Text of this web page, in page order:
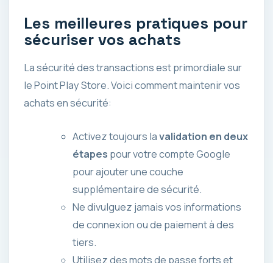
Les meilleures pratiques pour
sécuriser vos achats
La sécurité des transactions est primordiale sur
le Point Play Store. Voici comment maintenir vos
achats en sécurité:
Activez toujours lavalidation en deux
étapes pour votre compte Google
pour ajouter une couche
supplémentaire de sécurité.
Ne divulguez jamais vos informations
de connexion ou de paiement à des
tiers.
Utilisez des mots de passe forts et